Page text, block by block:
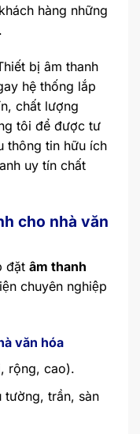
hàng những
bị âm thanh
hệ thống lắp
chất lượng
tôi để được tư
thông tin hữu ích
uy tín chất
cho nhà văn
đặt âm thanh
chuyên nghiệp
văn hóa
rộng, cao).
tường, trần, sàn